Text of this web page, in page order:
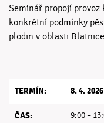
Seminář propojí provoz
konkrétní podmínky
plodin v oblasti
TERMÍN: 8. 4. 2026
ČAS: 9:00 –